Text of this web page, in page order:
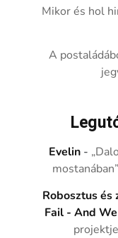
Mikor és hol
A
Evelin -
Robosztus
Fail - And